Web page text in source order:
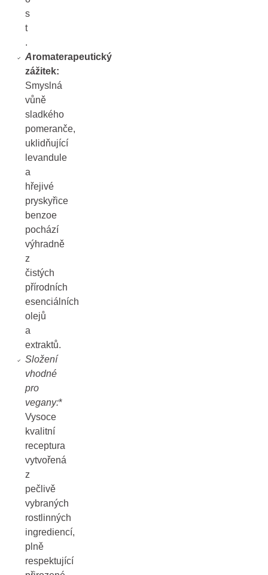
s
t
.
Aromaterapeutický
zážitek:
Smyslná
vůně
sladkého
pomeranče,
uklidňující
levandule
a
hřejivé
pryskyřice
benzoe
pochází
výhradně
z
čistých
přírodních
esenciálních
olejů
a
extraktů.
Složení
vhodné
pro
vegany:*
Vysoce
kvalitní
receptura
vytvořená
z
pečlivě
vybraných
rostlinných
ingrediencí,
plně
respektující